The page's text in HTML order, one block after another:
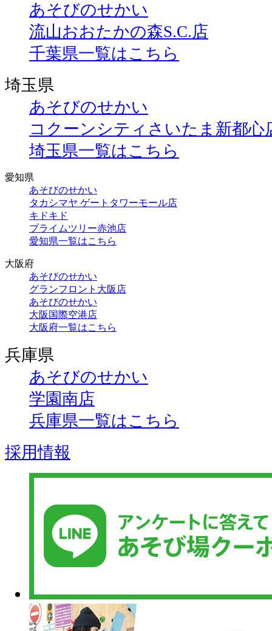
あそびのせかい
流山おおたかの森S.C.店
千葉県一覧はこちら
埼玉県
あそびのせかい
コクーンシティさいたま新都心
埼玉県一覧はこちら
愛知県
あそびのせかい
タカシマヤ ゲートタワーモール店
キドキド
プライムツリー赤池店
愛知県一覧はこちら
大阪府
あそびのせかい
グランフロント大阪店
あそびのせかい
大阪国際空港店
大阪府一覧はこちら
兵庫県
あそびのせかい
学園南店
兵庫県一覧はこちら
採用情報